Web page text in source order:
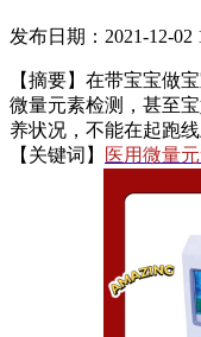
发布日期：2021-12-
【摘要】在带宝宝做
微量元素检测，甚至
养状况，不能在起跑
【关键词】
医用微量